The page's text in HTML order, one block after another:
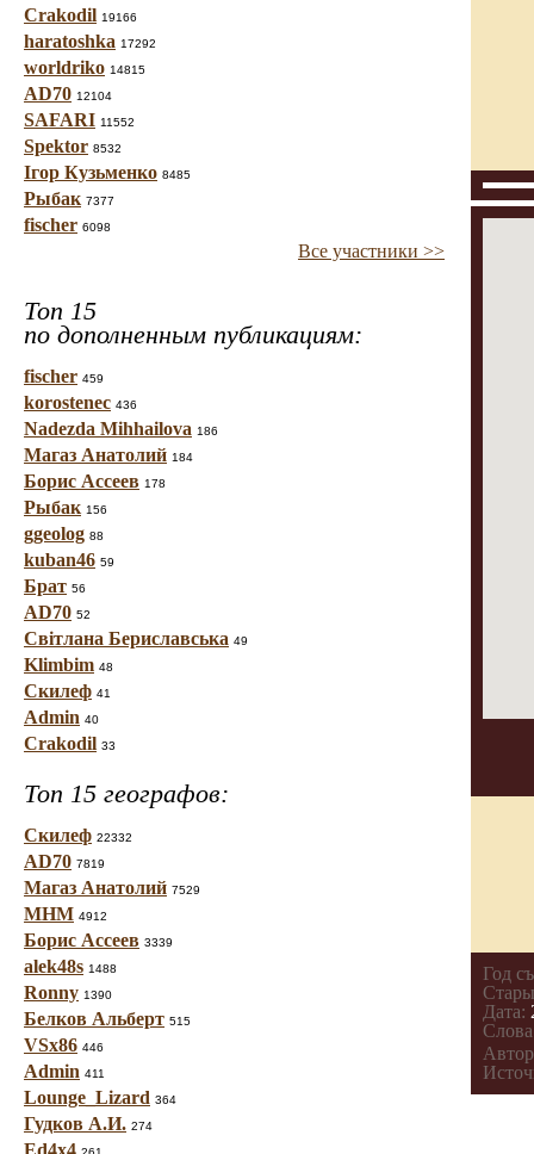
Crakodil 19166
haratoshka 17292
worldriko 14815
AD70 12104
SAFARI 11552
Spektor 8532
Ігор Кузьменко 8485
Рыбак 7377
fischer 6098
Все участники >>
Топ 15
по дополненным публикациям:
fischer 459
korostenec 436
Nadezda Mihhailova 186
Магаз Анатолий 184
Борис Ассеев 178
Рыбак 156
ggeolog 88
kuban46 59
Брат 56
AD70 52
Світлана Бериславська 49
Klimbim 48
Скилеф 41
Admin 40
Crakodil 33
Топ 15 географов:
Скилеф 22332
AD70 7819
Магаз Анатолий 7529
МНМ 4912
Борис Ассеев 3339
alek48s 1488
Ronny 1390
Белков Альберт 515
VSx86 446
Admin 411
Lounge_Lizard 364
Гудков А.И. 274
Ed4x4
Год
Дата: